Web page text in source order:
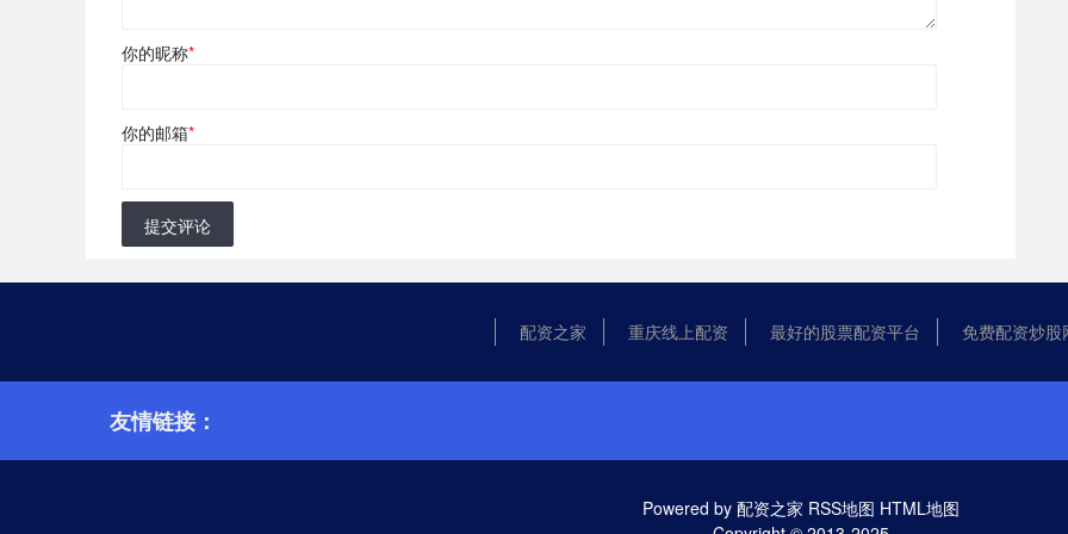
你的昵称*
你的邮箱*
提交评论
配资之家 重庆线上配资 最好的股票配资平台 免费配资炒股
友情链接：
Powered by 配资之家 RSS地图 HTML地图